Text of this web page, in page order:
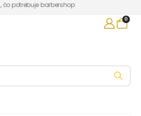
, čo potrebuje barbershop
0